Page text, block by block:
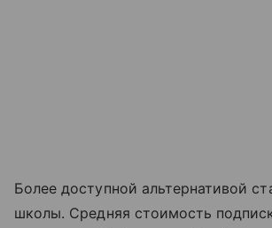
Более доступной альтернативой
школы. Средняя стоимость